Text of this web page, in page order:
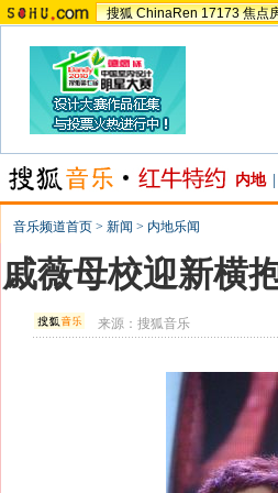
搜狐 ChinaRen 17173 焦点
内地
音乐频道首页 > 新闻 > 内地乐闻
戚薇母校迎新横
来源：搜狐音乐